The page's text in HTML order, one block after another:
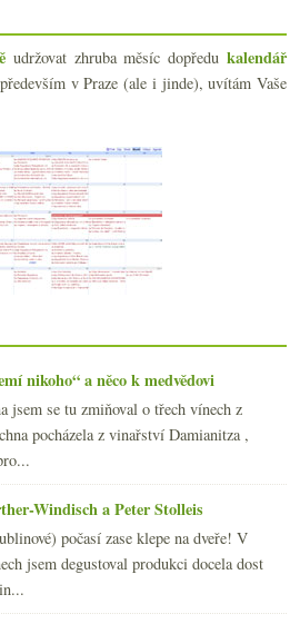
ovce
Weinbach
Grand Cru ryzlinků
sledování hokeje
růžovém z Čech
v podobě nevídané
když je divoké přespříliš
Gaskoněc
v expivovaru
49 kaček
udržovat zhruba měsíc dopředukalendář
v Praze (ale i jinde), uvítám Vaše
nikoho“ a něco k medvědovi
jsem se tu zmiňoval o třech vínech z
pocházela z vinařství Damianitza ,
Windisch a Peter Stolleis
počasí zase klepe na dveře! V
jsem degustoval produkci docela dost